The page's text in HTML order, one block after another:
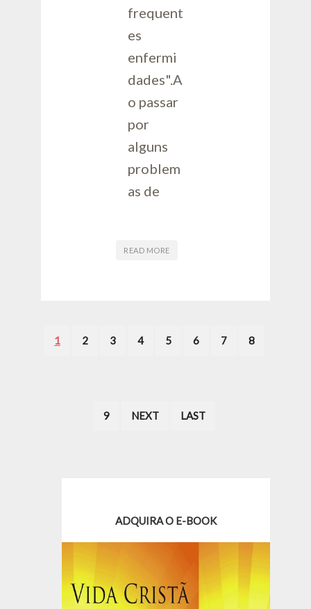
frequent
es
enfermi
dades".A
o passar
por
alguns
problem
as de
READ MORE
1 2 3 4 5 6 7 8
9 NEXT LAST
ADQUIRA O E-BOOK